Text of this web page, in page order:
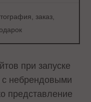
заказ,
при запуске
с небрендовыми
представление